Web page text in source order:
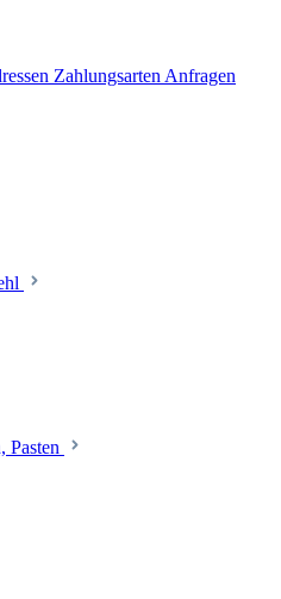
Zahlungsarten Anfragen
Pasten